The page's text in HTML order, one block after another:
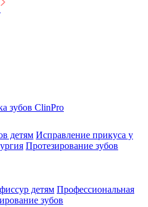
зубов ClinPro
детям Исправление прикуса у
Протезирование зубов
детям Профессиональная
зубов